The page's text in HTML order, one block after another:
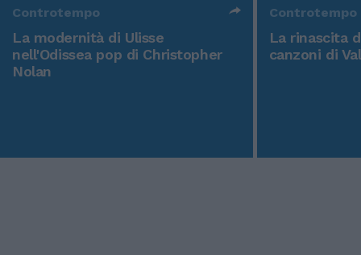
Controtempo
La modernità di Ulisse
nell'Odissea pop di Christopher
Nolan
Controtempo
La rinascita
canzoni di